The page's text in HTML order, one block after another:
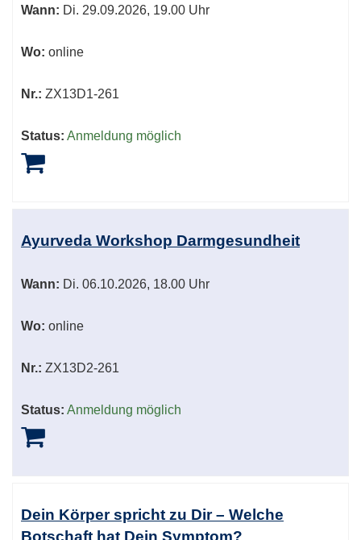
Wann: Di. 29.09.2026, 19.00 Uhr
Wo: online
Nr.: ZX13D1-261
Status: Anmeldung möglich
Ayurveda Workshop Darmgesundheit
Wann: Di. 06.10.2026, 18.00 Uhr
Wo: online
Nr.: ZX13D2-261
Status: Anmeldung möglich
Dein Körper spricht zu Dir – Welche